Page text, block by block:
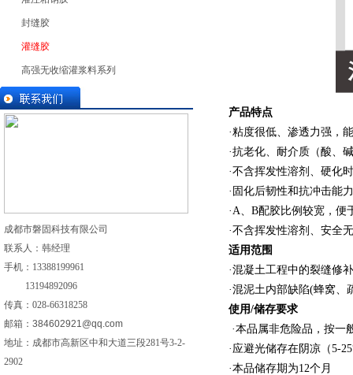
封缝胶
灌缝胶
高强无收缩灌浆料系列
成都市磐固科技有限公司
联系人：韩经理
手机： 13388199961
13194892096
传真：028-66318258
邮箱： 384602921@qq.com
地址：成都市高新区中和大道三段281号3-2-
2902
产品特点
·粘度很低、渗透力强，
·抗老化、耐介质（酸、
·不含挥发性溶剂、硬化
·固化后韧性和抗冲击能
·A、B配胶比例较宽，便
·不含挥发性溶剂、安全
适用范围
·混凝土工程中的裂缝修补
·混泥土内部缺陷(蜂窝、
使用/储存要求
·本品属非危险品，按一
·应避光储存在阴凉（5-
·本品储存期为12个月